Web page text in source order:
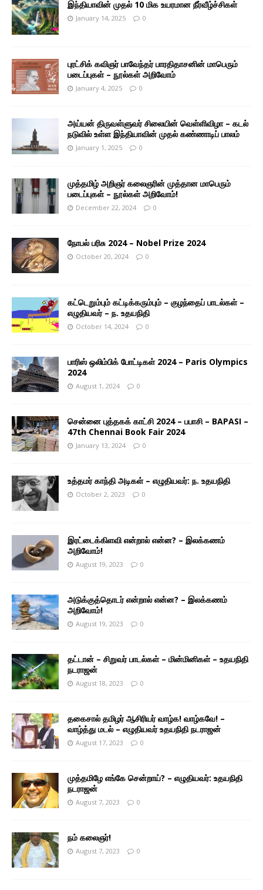
இந்தியாவின் முதல் 10 மிக உயரமான நீர்வீழ்ச்சிகள்
January 14, 2025 0
புரட்சிக் கவிஞர் பாவேந்தர் பாரதிதாசனின் மாபெரும்
படைப்புகள் – நூல்கள் அறிவோம்
January 4, 2025 0
அய்யன் திருவள்ளுவர் சிலையின் வெள்ளிவிழா – கடல்
நடுவில் உள்ள இந்தியாவின் முதல் கண்ணாடிப் பாலம்
January 1, 2025 0
முத்தமிழ் அறிஞர் கலைஞரின் முத்தான மாபெரும்
படைப்புகள் – நூல்கள் அறிவோம்!
December 22, 2024 0
நோபல் பரிசு 2024 – Nobel Prize 2024
October 20, 2024 0
கட்டெறும்பும் கட்டிக்கரும்பும் – குழந்தைப் பாடல்கள் –
எழுதியவர் – ந. உதயநிதி
October 14, 2024 0
பாரிஸ் ஒலிம்பிக் போட்டிகள் 2024 – Paris Olympics
2024
August 1, 2024 0
சென்னை புத்தகக் காட்சி 2024 – பபாசி – BAPASI –
47th Chennai Book Fair 2024
January 13, 2024 0
உத்தமர் காந்தி அடிகள் – எழுதியவர்: ந. உதயநிதி
October 2, 2023 0
இரட்டைக்கிளவி என்றால் என்ன? – இலக்கணம்
அறிவோம்!
August 19, 2023 0
அடுக்குத்தொடர் என்றால் என்ன? – இலக்கணம்
அறிவோம்!
August 19, 2023 0
தட்டான் – சிறுவர் பாடல்கள் – மின்மினிகள் – உதயநிதி
நடராஜன்
August 18, 2023 0
தகைசால் தமிழர் ஆசிரியர் வாழ்க! வாழ்கவே! –
வாழ்த்து மடல் – எழுதியவர் உதயநிதி நடராஜன்
August 17, 2023 0
முத்தமிழே எங்கே சென்றாய்? – எழுதியவர்: உதயநிதி
நடராஜன்
August 7, 2023 0
நம் கலைஞர்!
August 7, 2023 0